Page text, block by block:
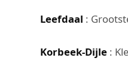
Leefdaal :
Korbeek-Dijle :